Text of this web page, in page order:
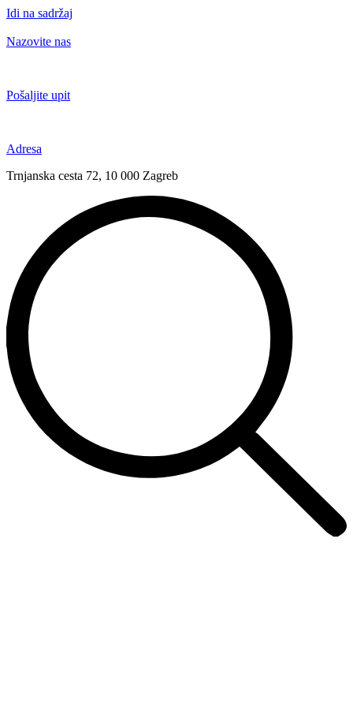
Idi na sadržaj
Nazovite nas
Pošaljite upit
Adresa
Trnjanska cesta 72, 10 000 Zagreb